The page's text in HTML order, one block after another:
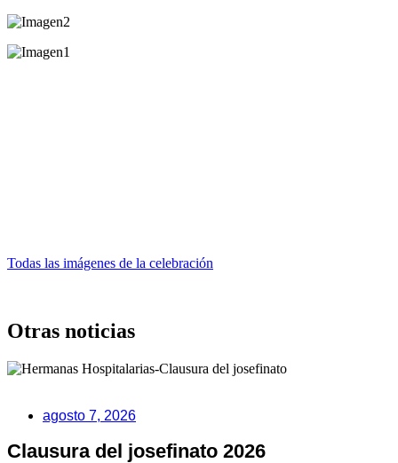
Todas las imágenes de la celebración
Otras noticias
agosto 7, 2026
Clausura del josefinato 2026